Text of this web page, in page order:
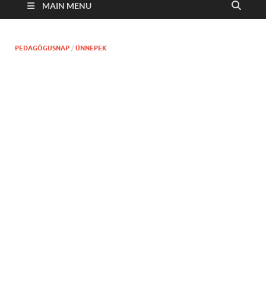
MAIN MENU
PEDAGÓGUSNAP / ÜNNEPEK